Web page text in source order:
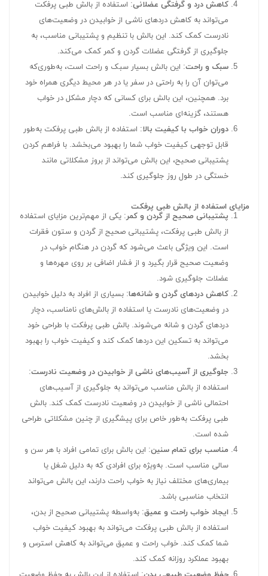
کاهش درد و گرفتگی عضلانی: استفاده از بالش طبی پرفکت
می‌تواند به کاهش دردهای ناشی از خوابیدن در وضعیت‌های
نادرست کمک کند. این بالش با تنظیم و پشتیبانی مناسب، به
جلوگیری از گرفتگی عضلات گردن و کمر کمک می‌کند.
سبک و راحت: این بالش بسیار سبک و راحت است، به‌طوری‌که
می‌توان آن را به راحتی در سفر یا در هر محیط دیگری همراه خود
برد. همچنین، این بالش برای کسانی که دچار مشکل در خواب
هستند، گزینه‌ای مناسب است.
دوران خواب با کیفیت بالا: استفاده از بالش طبی پرفکت به‌طور
قابل توجهی کیفیت خواب شما را بهبود می‌بخشد. با فراهم کردن
پشتیبانی صحیح، این بالش می‌تواند از بروز مشکلاتی مانند
خستگی در طول روز جلوگیری کند.
مزایای استفاده از بالش طبی پرفکت
پشتیبانی صحیح از گردن و کمر: یکی از مهم‌ترین مزایای استفاده
از بالش طبی پرفکت، پشتیبانی صحیح از گردن و ستون فقرات
است. این ویژگی باعث می‌شود که گردن در هنگام خواب در
وضعیت صحیح قرار بگیرد و از فشار اضافی بر روی مهره‌ها و
عضلات جلوگیری شود.
کاهش دردهای گردن و شانه‌ها: بسیاری از افراد به دلیل خوابیدن
در وضعیت‌های نادرست یا استفاده از بالش‌های نامناسب، دچار
دردهای گردن و شانه می‌شوند. بالش طبی پرفکت با طراحی خود
می‌تواند به تسکین این دردها کمک کند و کیفیت خواب را بهبود
بخشد.
جلوگیری از آسیب‌های ناشی از خوابیدن در وضعیت نادرست:
استفاده از بالش مناسب می‌تواند به جلوگیری از آسیب‌های
احتمالی ناشی از خوابیدن در وضعیت نادرست کمک کند. بالش
طبی پرفکت به‌طور خاص برای پیشگیری از چنین مشکلاتی طراحی
شده است.
مناسب برای تمام سنین: این بالش برای تمامی افراد با هر سن و
سالی مناسب است. به‌ویژه برای افرادی که به دلیل شغل یا
بیماری‌های مختلف نیاز به خواب راحت دارند، این بالش می‌تواند
انتخاب مناسبی باشد.
ایجاد خواب راحت و عمیق: به‌واسطه پشتیبانی صحیح از بدن،
استفاده از بالش طبی پرفکت می‌تواند به بهبود کیفیت خواب
شما کمک کند. خواب راحت و عمیق می‌تواند به کاهش استرس و
بهبود عملکرد روزانه کمک کند.